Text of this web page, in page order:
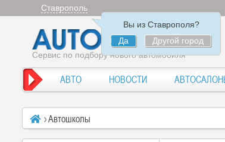
Ставрополь
Вы из Ставрополя?
Да
Другой город
Сервис по подбору нового автомобиля
АВТО НОВОСТИ
Автошколы